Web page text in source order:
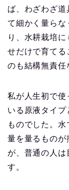
ば、わざわざ道
て細かく量らな
り、水耕栽培
せだけで育てる
のも結構無責任
私が人生初で使
いる原液タイプ
ものでした。
量を量るものが
が、普通の人は
す。